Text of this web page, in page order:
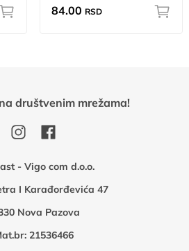
84.00 RSD
- Vigo com d.o.o.
I Karađorđevića 47
Nova Pazova
21536466
društvenim mrežama!